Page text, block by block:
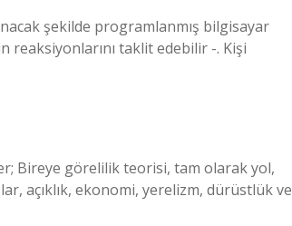
şekilde programlanmış bilgisayar
reaksiyonlarını taklit edebilir -. Kişi
Bireye görelilik teorisi, tam olarak yol,
açıklık, ekonomi, yerelizm, dürüstlük ve